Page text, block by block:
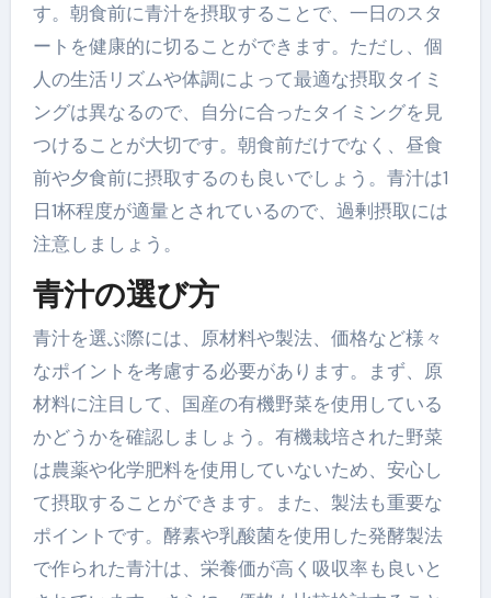
す。朝食前に青汁を摂取することで、一日のスタ
ートを健康的に切ることができます。ただし、個
人の生活リズムや体調によって最適な摂取タイミ
ングは異なるので、自分に合ったタイミングを見
つけることが大切です。朝食前だけでなく、昼食
前や夕食前に摂取するのも良いでしょう。青汁は1
日1杯程度が適量とされているので、過剰摂取には
注意しましょう。
青汁の選び方
青汁を選ぶ際には、原材料や製法、価格など様々
なポイントを考慮する必要があります。まず、原
材料に注目して、国産の有機野菜を使用している
かどうかを確認しましょう。有機栽培された野菜
は農薬や化学肥料を使用していないため、安心し
て摂取することができます。また、製法も重要な
ポイントです。酵素や乳酸菌を使用した発酵製法
で作られた青汁は、栄養価が高く吸収率も良いと